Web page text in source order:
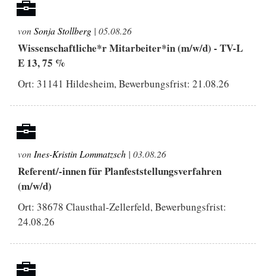
vonSonja Stollberg | 05.08.26
Wissenschaftliche*r Mitarbeiter*in (m/w/d) - TV-L
E 13, 75 %
Ort: 31141 Hildesheim, Bewerbungsfrist: 21.08.26
von Ines-Kristin Lommatzsch | 03.08.26
Referent/-innen für Planfeststellungsverfahren
(m/w/d)
Ort: 38678 Clausthal-Zellerfeld, Bewerbungsfrist:
24.08.26